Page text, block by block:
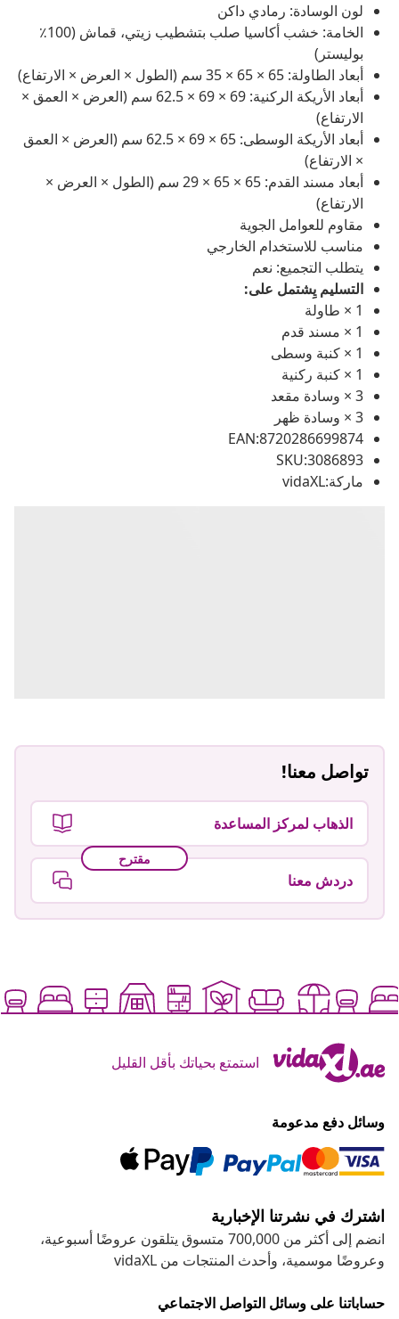
لون الوسادة: رمادي داكن
الخامة: خشب أكاسيا صلب بتشطيب زيتي، قماش (100٪
بوليستر)
أبعاد الطاولة: 65 × 65 × 35 سم (الطول × العرض × الارتفاع)
أبعاد الأريكة الركنية: 69 × 69 × 62.5 سم (العرض × العمق ×
الارتفاع)
أبعاد الأريكة الوسطى: 65 × 69 × 62.5 سم (العرض × العمق
× الارتفاع)
أبعاد مسند القدم: 65 × 65 × 29 سم (الطول × العرض ×
الارتفاع)
مقاوم للعوامل الجوية
مناسب للاستخدام الخارجي
يتطلب التجميع: نعم
التسليم يِشتمل على:
1 × طاولة
1 × مسند قدم
1 × كنبة وسطى
1 × كنبة ركنية
3 × وسادة مقعد
3 × وسادة ظهر
EAN:8720286699874
SKU:3086893
ماركة:vidaXL
تواصل معنا!
الذهاب لمركز المساعدة
مقترح
دردش معنا
استمتع بحياتك بأقل القليل
وسائل دفع مدعومة
اشترك في نشرتنا الإخبارية
انضم إلى أكثر من 700,000 متسوق يتلقون عروضًا أسبوعية،
وعروضًا موسمية، وأحدث المنتجات من vidaXL
حساباتنا على وسائل التواصل الاجتماعي